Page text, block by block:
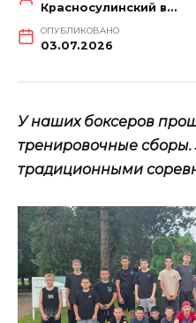
Красносулинский вестник
ОПУБЛИКОВАНО
03.07.2026
У наших боксеров
тренировочные
традиционными